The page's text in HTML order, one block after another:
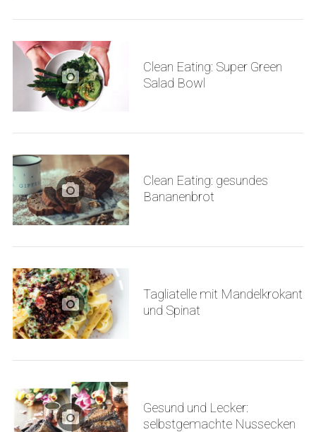
Clean Eating: Super Green
Salad Bowl
Clean Eating: gesundes
Bananenbrot
Tagliatelle mit Mandelkrokant
und Spinat
Gesund und Lecker:
selbstgemachte Nussecken